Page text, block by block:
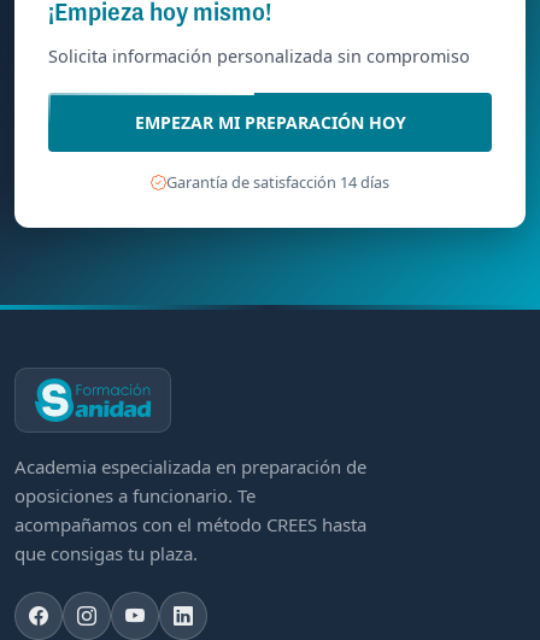
¡Empieza hoy mismo!
Solicita información personalizada sin compromiso
EMPEZAR MI PREPARACIÓN HOY
Garantía de satisfacción 14 días
Academia especializada en preparación de
oposiciones a funcionario. Te
acompañamos con el método CREES hasta
que consigas tu plaza.